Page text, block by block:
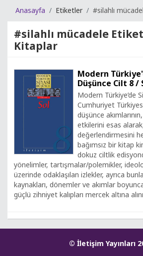
Anasayfa Etiketler #silahlı
#silahlı mücadele
Kitaplar
Modern
Düşünce Cilt 8 /
Modern Türkiye’de
Cumhuriyet
düşünce
etkilerini esas
değerlendirmesini
bağımsız bir kitap
dokuz ciltlik
yönelimler, tartışmalar/polemikler,
üzerinde odaklaşılan izlekler, ayrıca
kaynakları, dönemler ve akımlar
güçlü zihniyet kalıpları mercek altına
© İletişim Yayınları